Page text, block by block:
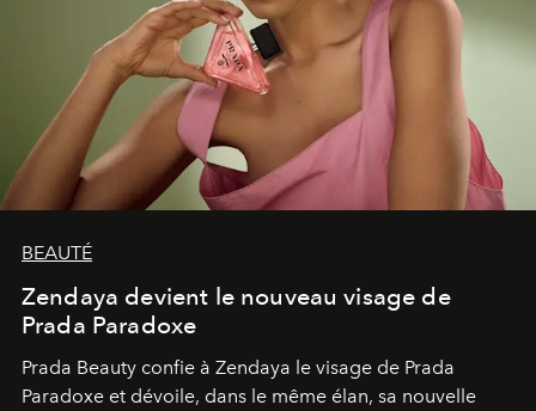
BEAUTÉ
Zendaya devient le nouveau visage de
Prada Paradoxe
Prada Beauty confie à Zendaya le visage de Prada
Paradoxe et dévoile, dans le même élan, sa nouvelle